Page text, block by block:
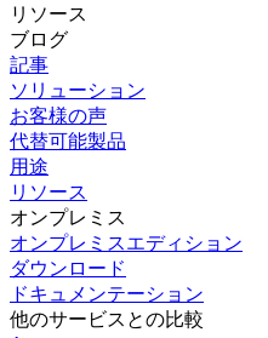
リソース
ブログ
記事
ソリューション
お客様の声
代替可能製品
用途
リソース
オンプレミス
オンプレミスエディション
ダウンロード
ドキュメンテーション
他のサービスとの比較